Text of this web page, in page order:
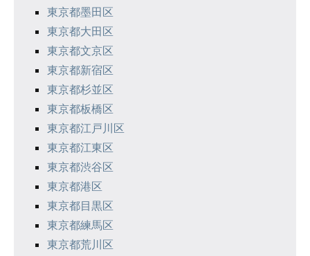
東京都墨田区
東京都大田区
東京都文京区
東京都新宿区
東京都杉並区
東京都板橋区
東京都江戸川区
東京都江東区
東京都渋谷区
東京都港区
東京都目黒区
東京都練馬区
東京都荒川区